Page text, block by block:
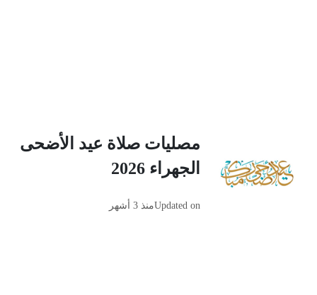
مصليات صلاة عيد الأضحى
الجهراء 2026
Updated onمنذ 3 أشهر